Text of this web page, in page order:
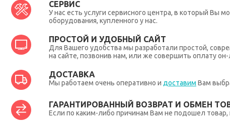
СЕРВИС
У нас есть услуги сервисного центра, в который Вы
оборудования, купленного у нас.
ПРОСТОЙ И УДОБНЫЙ САЙТ
Для Вашего удобства мы разработали простой,
на сайте, позвонив нам, или же совершить оплату
ДОСТАВКА
Мы работаем очень оперативно и доставим Вам
ГАРАНТИРОВАННЫЙ ВОЗВРАТ И ОБМЕН
Если по каким-либо причинам Вам не подошел